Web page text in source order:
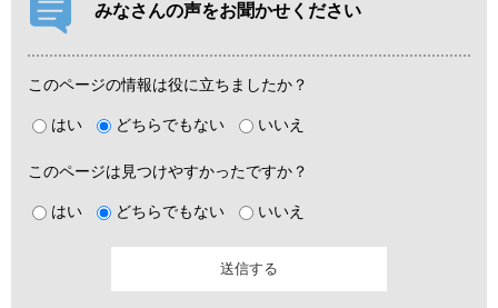
みなさんの声をお聞かせください
このページの情報は役に立ちましたか？
はい どちらでもない いいえ
このページは見つけやすかったですか？
はい どちらでもない いいえ